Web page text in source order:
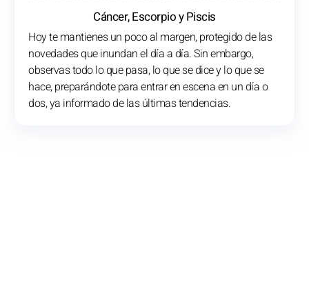
Cáncer, Escorpio y Piscis
Hoy te mantienes un poco al margen, protegido de las
novedades que inundan el día a día. Sin embargo,
observas todo lo que pasa, lo que se dice y lo que se
hace, preparándote para entrar en escena en un día o
dos, ya informado de las últimas tendencias.